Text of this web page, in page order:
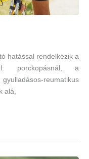
hatással rendelkezik a
porckopásnál, a
reumatikus
alá,